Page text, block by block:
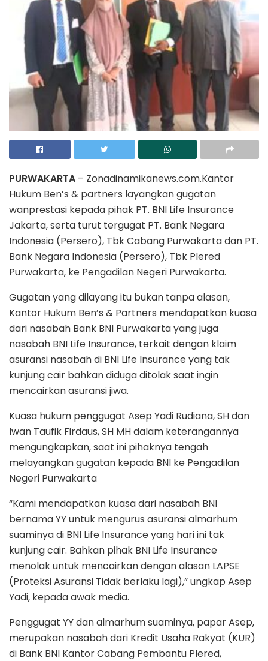
PURWAKARTA – Zonadinamikanews.com.Kantor
Hukum Ben’s & partners layangkan gugatan
wanprestasi kepada pihak PT. BNI Life Insurance
Jakarta, serta turut tergugat PT. Bank Negara
Indonesia (Persero), Tbk Cabang Purwakarta dan PT.
Bank Negara Indonesia (Persero), Tbk Plered
Purwakarta, ke Pengadilan Negeri Purwakarta.
Gugatan yang dilayang itu bukan tanpa alasan,
Kantor Hukum Ben’s & Partners mendapatkan kuasa
dari nasabah Bank BNI Purwakarta yang juga
nasabah BNI Life Insurance, terkait dengan klaim
asuransi nasabah di BNI Life Insurance yang tak
kunjung cair bahkan diduga ditolak saat ingin
mencairkan asuransi jiwa.
Kuasa hukum penggugat Asep Yadi Rudiana, SH dan
Iwan Taufik Firdaus, SH MH dalam keterangannya
mengungkapkan, saat ini pihaknya tengah
melayangkan gugatan kepada BNI ke Pengadilan
Negeri Purwakarta
“Kami mendapatkan kuasa dari nasabah BNI
bernama YY untuk mengurus asuransi almarhum
suaminya di BNI Life Insurance yang hari ini tak
kunjung cair. Bahkan pihak BNI Life Insurance
menolak untuk mencairkan dengan alasan LAPSE
(Proteksi Asuransi Tidak berlaku lagi),” ungkap Asep
Yadi, kepada awak media.
Penggugat YY dan almarhum suaminya, papar Asep,
merupakan nasabah dari Kredit Usaha Rakyat (KUR)
di Bank BNI Kantor Cabang Pembantu Plered,